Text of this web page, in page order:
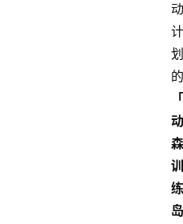
动
计
划
的
「
动
森
训
练
岛